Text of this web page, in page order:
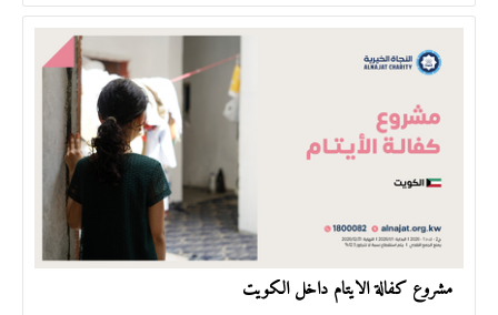
مشروع كفالة الأيتام داخل الكويت